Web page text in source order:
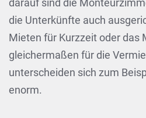
darauf sind die
die Unterkünfte auch
Mieten für Kurzzeit oder das
gleichermaßen für die
unterscheiden sich zum
enorm.